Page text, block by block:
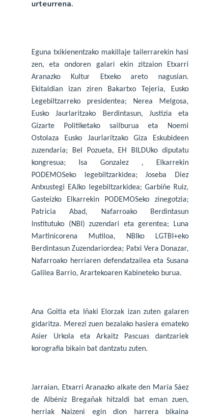
urteurrena.
Eguna txikienentzako makillaje tailerrarekin hasi
zen, eta ondoren galari ekin zitzaion Etxarri
Aranazko Kultur Etxeko areto nagusian.
Ekitaldian izan ziren Bakartxo Tejeria, Eusko
Legebiltzarreko presidentea; Nerea Melgosa,
Eusko Jaurlaritzako Berdintasun, Justizia eta
Gizarte Politiketako sailburua eta Noemi
Ostolaza Eusko Jaurlaritzako Giza Eskubideen
zuzendaria; Bel Pozueta, EH BILDUko diputatu
kongresua; Isa Gonzalez , Elkarrekin
PODEMOSeko legebiltzarkidea; Joseba Diez
Antxustegi EAJko legebiltzarkidea; Garbiñe Ruiz,
Gasteizko Elkarrekin PODEMOSeko zinegotzia;
Patricia Abad, Nafarroako Berdintasun
Institutuko (NBI) zuzendari eta gerentea; Luna
Martinicorena Mutiloa, NBIko LGTBI+eko
Berdintasun Zuzendariordea; Patxi Vera Donazar,
Nafarroako herriaren defendatzailea eta Susana
Galilea Barrio, Arartekoaren Kabineteko burua.
Ana Goitia eta Iñaki Elorzak izan zuten galaren
gidaritza. Merezi zuen bezalako hasiera emateko
Asier Urkola eta Arkaitz Pascuas dantzariek
korografia bikain bat dantzatu zuten.
Jarraian, Etxarri Aranazko alkate den María Sáez
de Albéniz Bregañak hitzaldi bat eman zuen,
herriak Naizeni egin dion harrera bikaina